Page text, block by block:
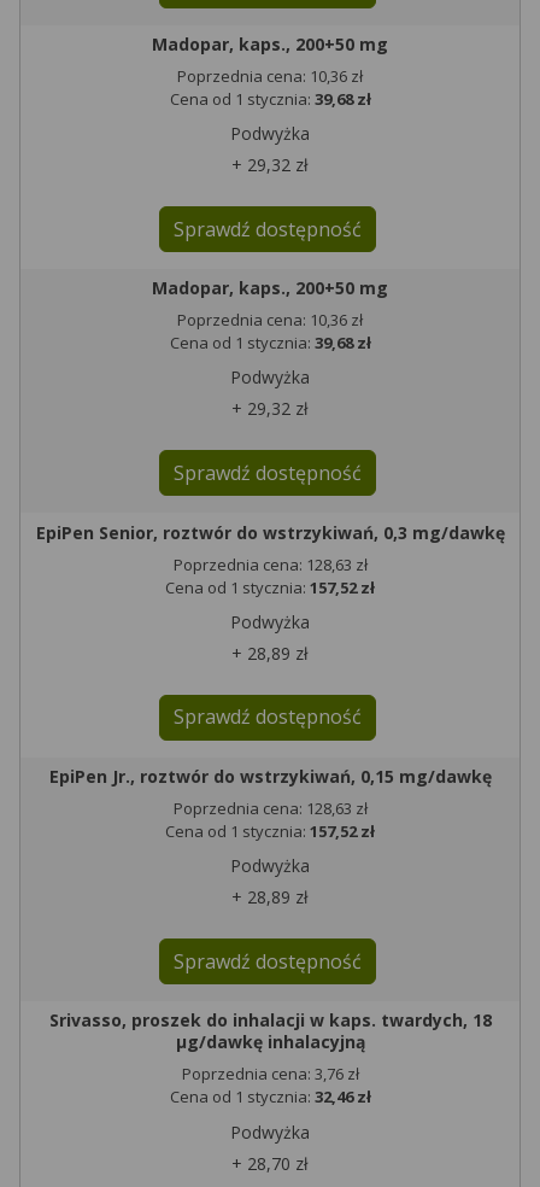
Madopar, kaps., 200+50 mg
Poprzednia cena: 10,36 zł
Cena od 1 stycznia: 39,68 zł
Podwyżka
+ 29,32 zł
Sprawdź dostępność
Madopar, kaps., 200+50 mg
Poprzednia cena: 10,36 zł
Cena od 1 stycznia: 39,68 zł
Podwyżka
+ 29,32 zł
Sprawdź dostępność
EpiPen Senior, roztwór do wstrzykiwań, 0,3 mg/dawkę
Poprzednia cena: 128,63 zł
Cena od 1 stycznia: 157,52 zł
Podwyżka
+ 28,89 zł
Sprawdź dostępność
EpiPen Jr., roztwór do wstrzykiwań, 0,15 mg/dawkę
Poprzednia cena: 128,63 zł
Cena od 1 stycznia: 157,52 zł
Podwyżka
+ 28,89 zł
Sprawdź dostępność
Srivasso, proszek do inhalacji w kaps. twardych, 18
µg/dawkę inhalacyjną
Poprzednia cena: 3,76 zł
Cena od 1 stycznia: 32,46 zł
Podwyżka
+ 28,70 zł